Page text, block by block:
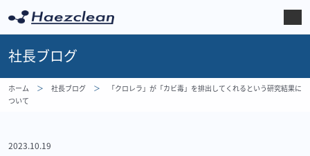
社長ブログ
ホーム 社長ブログ
「クロレラ」が「カビ毒」を排出してくれるという研究結果に
ついて
2023.10.19